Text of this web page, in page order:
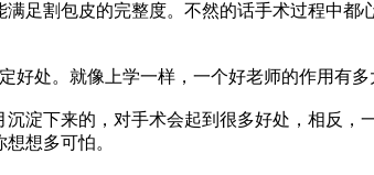
足割包皮的完整度。不然的话手术过程中
处。就像上学一样，一个好老师的作用有多
淀下来的，对手术会起到很多好处，相反，
想多可怕。